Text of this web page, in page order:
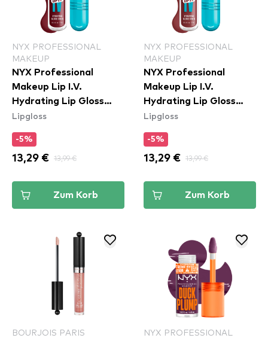
NYX PROFESSIONAL
MAKEUP
NYX Professional
Makeup Lip I.V.
Hydrating Lip Gloss
Stain - 08 Drippin In
Lipgloss
-5%
13,29 € 13,99 €
Zum Korb
NYX PROFESSIONAL
MAKEUP
NYX Professional
Makeup Lip I.V.
Hydrating Lip Gloss
Stain - 02 Hydra Honey
Lipgloss
-5%
13,29 € 13,99 €
Zum Korb
BOURJOIS PARIS
NYX PROFESSIONAL